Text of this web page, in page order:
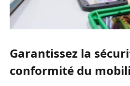
Garantissez la
conformité du